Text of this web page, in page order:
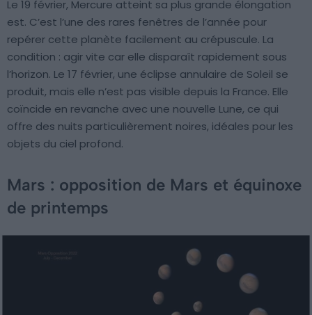
Le 19 février, Mercure atteint sa plus grande élongation
est. C’est l’une des rares fenêtres de l’année pour
repérer cette planète facilement au crépuscule. La
condition : agir vite car elle disparaît rapidement sous
l’horizon. Le 17 février, une éclipse annulaire de Soleil se
produit, mais elle n’est pas visible depuis la France. Elle
coïncide en revanche avec une nouvelle Lune, ce qui
offre des nuits particulièrement noires, idéales pour les
objets du ciel profond.
Mars : opposition de Mars et équinoxe
de printemps